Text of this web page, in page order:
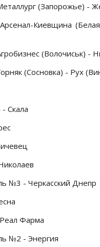
(Запорожье) -
Киевщина
(Волочиськ) -
(Сосновка) - Рух
Скала
№3 - Черкасский Днепр
Фарма
№2 - Энергия